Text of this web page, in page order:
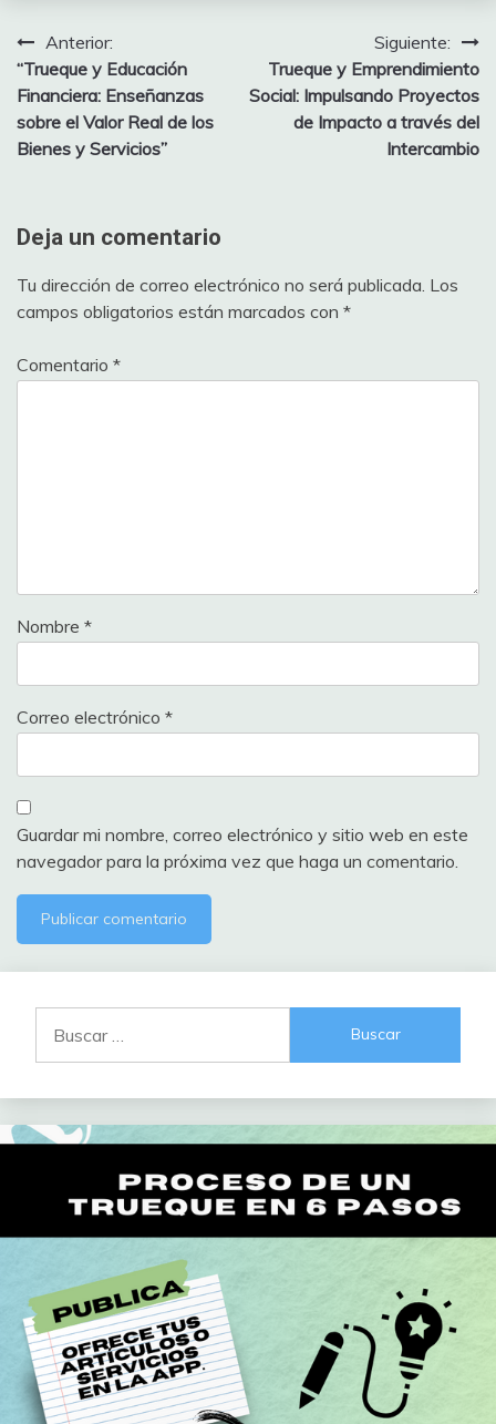
Navegación
de
entradas
Anterior:
“Trueque y Educación
Financiera: Enseñanzas
sobre el Valor Real de los
Bienes y Servicios”
Siguiente:
Trueque y Emprendimiento
Social: Impulsando Proyectos
de Impacto a través del
Intercambio
Deja un comentario
Tu dirección de correo electrónico no será publicada. Los
campos obligatorios están marcados con *
Comentario *
Nombre *
Correo electrónico *
Guardar mi nombre, correo electrónico y sitio web en este
navegador para la próxima vez que haga un comentario.